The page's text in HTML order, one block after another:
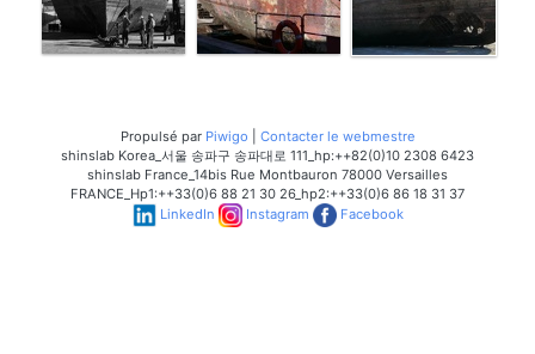
Propulsé par Piwigo
Contacter le webmestre
shinslab Korea_서울 송파구 송파대로 111_hp:++82(0)10 2308 6423
shinslab France_14bis Rue Montbauron 78000 Versailles
FRANCE_Hp1:++33(0)6 88 21 30 26_hp2:++33(0)6 86 18 31 37
LinkedIn
Instagram Facebook